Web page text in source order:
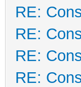
RE:
RE:
RE:
RE: